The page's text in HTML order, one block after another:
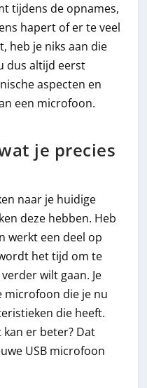
tijdens de opnames,
hapert of er te veel
heb je niks aan die
dus altijd eerst
aspecten en
een microfoon.
je precies
naar je huidige
deze hebben. Heb
werkt een deel op
het tijd om te
wilt gaan. Je
microfoon die je nu
die heeft.
kan er beter? Dat
USB microfoon